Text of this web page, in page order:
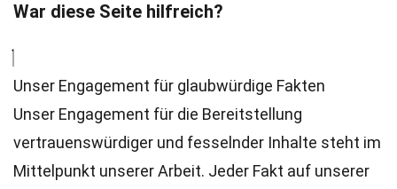
War diese Seite hilfreich?
Unser Engagement für glaubwürdige Fakten
Unser Engagement für die Bereitstellung
vertrauenswürdiger und fesselnder Inhalte steht im
Mittelpunkt unserer Arbeit. Jeder Fakt auf unserer